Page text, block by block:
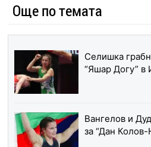
Още по темата
Селишка
“Яшар Догу” в
Вангелов и
за “Дан